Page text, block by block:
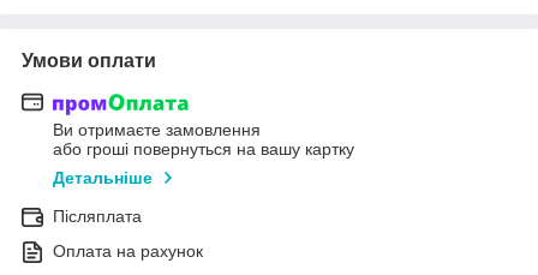
Умови оплати
Ви отримаєте замовлення
або гроші повернуться на вашу картку
Детальніше
Післяплата
Оплата на рахунок